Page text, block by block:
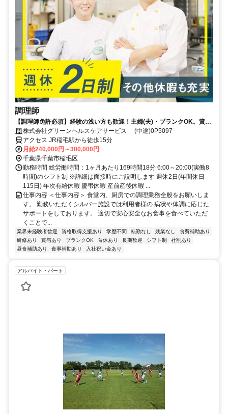
調理師
【調理師免許必須】経験の浅い方も歓迎！主婦(夫)・ブランクOK。賞与/
割引株式会社グリーンヘルスケアサービス (中途)0P5097
アクセス JR稲毛駅から徒歩15分
月給240,000円～300,000円
千葉県千葉市稲毛区
勤務時間 総労働時間：1ヶ月あたり169時間18分 6:00～20:00(実働8
時間)のシフト制 ※詳細は面接時にご説明します 週休2日(年間休日
115日) 年次有給休暇 慶弔休暇 産前産後休暇 ...
仕事内容 ＜仕事内容＞ 食堂内、厨房での調理業務全般をお願いしま
す。 勤務いただくシルバー施設では利用者様の 病状や体調に応じた
サポートをしております。 適切で安心安全なお食事を食べていただ
くことで...
業界未経験者歓迎 資格取得支援あり 学歴不問 転勤なし 残業なし
食費補助あり
研修あり
賞与あり ブランクOK 育休あり 長期歓迎 シフト制
社割あり
昼食補助あり
食事補助あり 入社祝い金あり
アルバイト・パート